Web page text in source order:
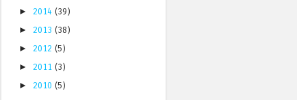
► 2014 (39)
► 2013 (38)
► 2012 (5)
► 2011 (3)
► 2010 (5)